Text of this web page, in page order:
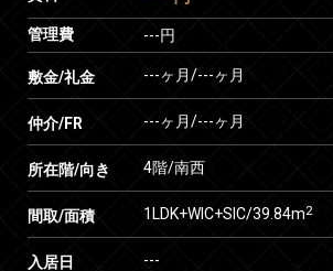
管理費 ---円
敷金/礼金 ---ヶ月/---ヶ月
仲介/FR ---ヶ月/---ヶ月
所在階/向き 4階/南西
間取/面積 1LDK+WIC+SIC/39.84m2
入居日 ---